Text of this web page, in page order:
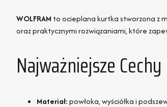
WOLFRAM to ocieplana kurtka stworzona z
oraz praktycznymi rozwiązaniami, które
Najważniejsze
Materiał:powłoka, wyściółka i